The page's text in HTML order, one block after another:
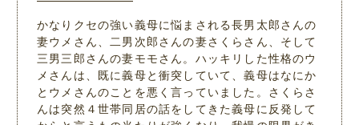
かなりクセの強い義母に悩まされる長男太郎さんの
妻ウメさん、二男次郎さんの妻さくらさん、そして
三男三郎さんの妻モモさん。ハッキリした性格のウ
メさんは、既に義母と衝突していて、義母はなにか
とウメさんのことを悪く言っていました。さくらさ
んは突然４世帯同居の話をしてきた義母に反発して